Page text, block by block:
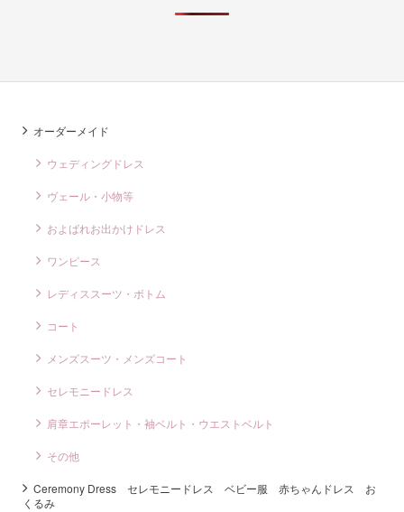
オーダーメイド
ウェディングドレス
ヴェール・小物等
およばれお出かけドレス
ワンピース
レディススーツ・ボトム
コート
メンズスーツ・メンズコート
セレモニードレス
肩章エポーレット・袖ベルト・ウエストベルト
その他
Ceremony Dress セレモニードレス ベビー服 赤ちゃんドレス お
くるみ